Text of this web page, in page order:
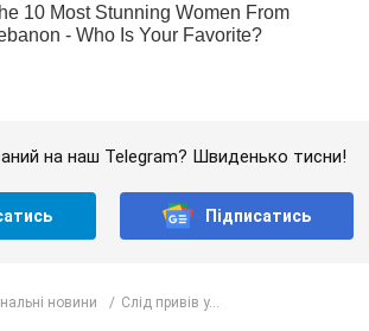
на наш Telegram? Швиденько тисни!
Підписатись
новини Слід привів у...